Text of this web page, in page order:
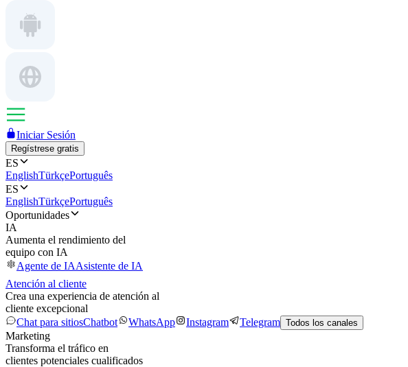
Iniciar Sesión
Regístrese gratis
ES
EnglishTürkçePortuguês
ES
EnglishTürkçePortuguês
Oportunidades
IA
Aumenta el rendimiento del
equipo con IA
Agente de IAAsistente de IA
Atención al cliente
Crea una experiencia de atención al
cliente excepcional
Chat para sitiosChatbot WhatsApp Instagram Telegram Todos los canales
Marketing
Transforma el tráfico en
clientes potenciales cualificados